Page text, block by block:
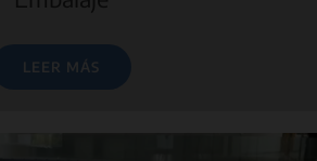
LEER MÁS